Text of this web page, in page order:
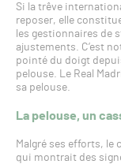
Si la trêve
reposer, elle
les gestionnaires de
ajustements. C’est
pointé du doigt
pelouse. Le Real
sa pelouse.
La pelouse, un
Malgré ses efforts, le
qui montrait des